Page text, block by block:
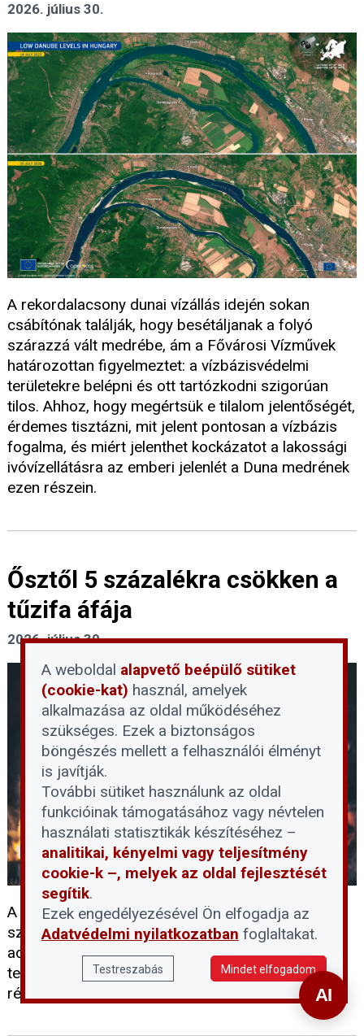
2026. július 30.
A rekordalacsony dunai vízállás idején sokan
csábítónak találják, hogy besétáljanak a folyó
szárazzá vált medrébe, ám a Fővárosi Vízművek
határozottan figyelmeztet: a vízbázisvédelmi
területekre belépni és ott tartózkodni szigorúan
tilos. Ahhoz, hogy megértsük e tilalom jelentőségét,
érdemes tisztázni, mit jelent pontosan a vízbázis
fogalma, és miért jelenthet kockázatot a lakossági
ivóvízellátásra az emberi jelenlét a Duna medrének
ezen részein.
Ősztől 5 százalékra csökken a
tűzifa áfája
2026. július 30.
A kormány 2026 őszétől 27 százalékról 5
százalékra csökkenti a tűzifa általános forgalmi
adóját. Az intézkedés célja, hogy a részben vagy
teljes egészében tűzifával fűtő háztartások is
részesüljenek a rezsitámogatási intézkedésekből.
A weboldal alapvető beépülő sütiket
(cookie-kat) használ, amelyek
alkalmazása az oldal működéséhez
szükséges. Ezek a biztonságos
böngészés mellett a felhasználói élményt
is javítják.
További sütiket használunk az oldal
funkcióinak támogatásához vagy névtelen
használati statisztikák készítéséhez –
analitikai, kényelmi vagy teljesítmény
cookie-k –, melyek az oldal fejlesztését
segítik.
Ezek engedélyezésével Ön elfogadja az
Adatvédelmi nyilatkozatban foglaltakat.
Testreszabás Mindet elfogadom